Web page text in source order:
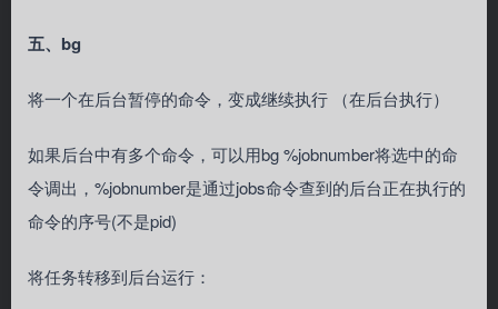
五、bg
将一个在后台暂停的命令，变成继续执行 （在后台执行）
如果后台中有多个命令，可以用bg %jobnumber将选中的命
令调出，%jobnumber是通过jobs命令查到的后台正在执行的
命令的序号(不是pid)
将任务转移到后台运行：